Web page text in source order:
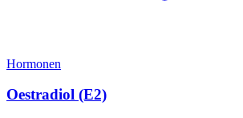
Hormonen
Oestradiol (E2)